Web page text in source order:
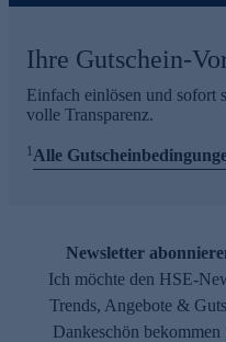
Ihre Gutschein-
Einfach einlösen und sofort
volle Transparenz.
1Alle
Newsletter
Ich möchte den HSE-
Trends, Angebote &
Dankeschön